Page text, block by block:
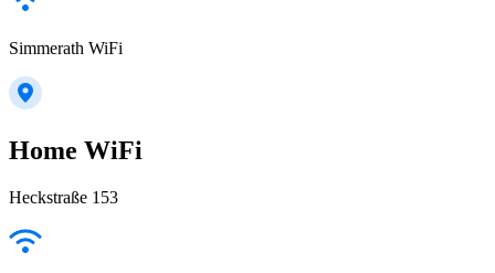
Simmerath WiFi
Home WiFi
Heckstraße 153